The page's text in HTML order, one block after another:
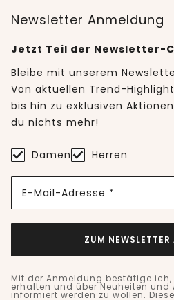
Newsletter Anmeldung
Jetzt Teil der Newsletter-
Bleibe mit unserem
Von aktuellen Trend-
bis hin zu exklusiven
du nichts mehr!
Damen Herren
E-Mail-Adresse *
ZUM NEWSLETTER
Mit der Anmeldung bestätige ich,
erhalten und über Neuheiten und
informiert werden zu wollen.